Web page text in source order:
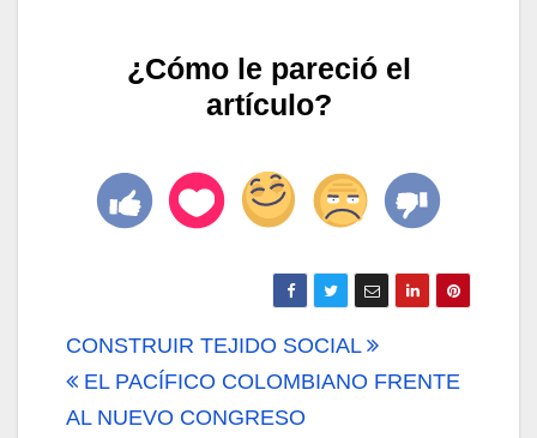
¿Cómo le pareció el
artículo?
Navegación
de
CONSTRUIR TEJIDO SOCIAL
EL PACÍFICO COLOMBIANO FRENTE
AL NUEVO CONGRESO